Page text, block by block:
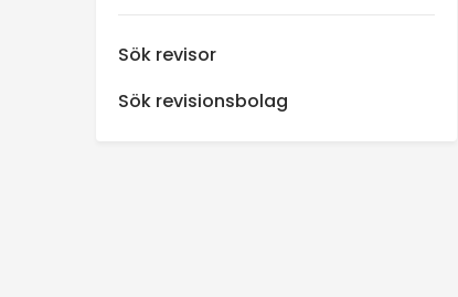
n
Sök revisor
Sök revisionsbolag